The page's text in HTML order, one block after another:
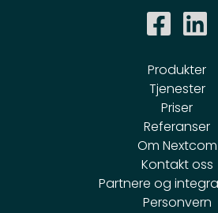
Produkter
Tjenester
Priser
Referanser
Om Nextcom
Kontakt oss
Partnere og
Personvern